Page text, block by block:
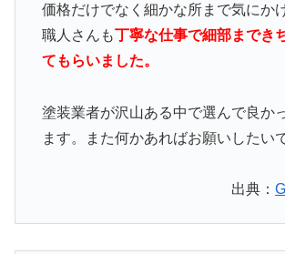
価格だけでなく細かな所まで気にか
職人さんも丁寧な仕事で細部までき
てもらいました。
塗装業者が沢山ある中で選んで良か
ます。また何かあればお願いしたい
出典：